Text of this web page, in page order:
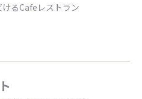
るCafeレストラン